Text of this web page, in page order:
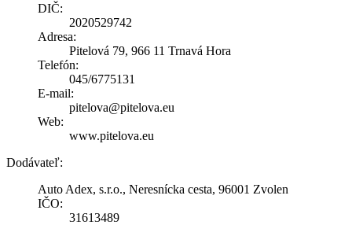
DIČ:
2020529742
Adresa:
Pitelová 79, 966 11 Trnavá Hora
Telefón:
045/6775131
E-mail:
pitelova@pitelova.eu
Web:
www.pitelova.eu
Dodávateľ:
Auto Adex, s.r.o., Neresnícka cesta, 96001 Zvolen
IČO:
31613489